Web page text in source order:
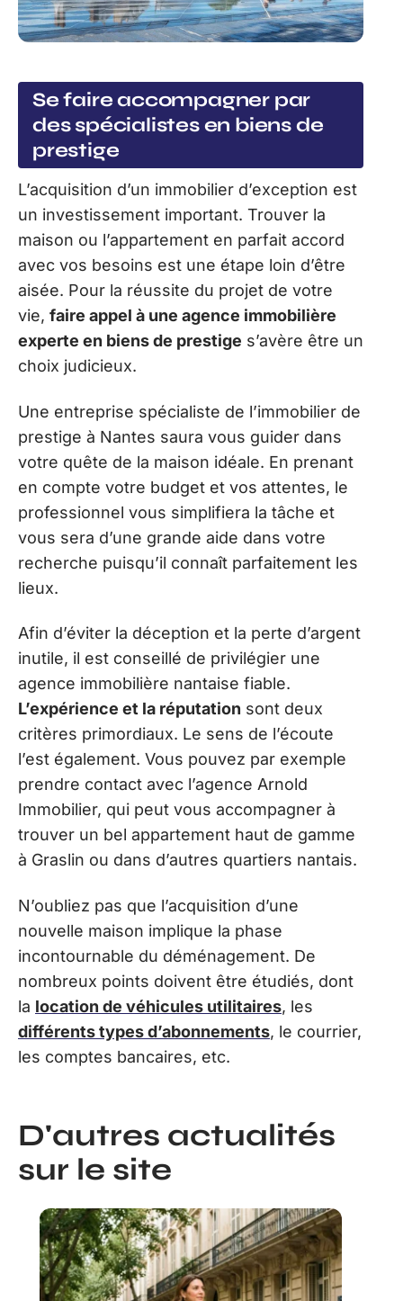
Se faire accompagner par
des spécialistes en biens de
prestige
L’acquisition d’un immobilier d’exception est
un investissement important. Trouver la
maison ou l’appartement en parfait accord
avec vos besoins est une étape loin d’être
aisée. Pour la réussite du projet de votre
vie, faire appel à une agence immobilière
experte en biens de prestige s’avère être un
choix judicieux.
Une entreprise spécialiste de l’immobilier de
prestige à Nantes saura vous guider dans
votre quête de la maison idéale. En prenant
en compte votre budget et vos attentes, le
professionnel vous simplifiera la tâche et
vous sera d’une grande aide dans votre
recherche puisqu’il connaît parfaitement les
lieux.
Afin d’éviter la déception et la perte d’argent
inutile, il est conseillé de privilégier une
agence immobilière nantaise fiable.
L’expérience et la réputation sont deux
critères primordiaux. Le sens de l’écoute
l’est également. Vous pouvez par exemple
prendre contact avec l’agence Arnold
Immobilier, qui peut vous accompagner à
trouver un bel appartement haut de gamme
à Graslin ou dans d’autres quartiers nantais.
N’oubliez pas que l’acquisition d’une
nouvelle maison implique la phase
incontournable du déménagement. De
nombreux points doivent être étudiés, dont
la location de véhicules utilitaires, les
différents types d’abonnements, le courrier,
les comptes bancaires, etc.
D'autres actualités
sur le site